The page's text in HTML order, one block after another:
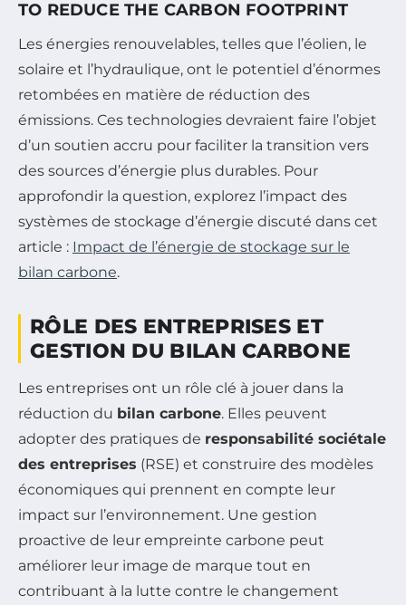
TO REDUCE THE CARBON FOOTPRINT
Les énergies renouvelables, telles que l’éolien, le
solaire et l’hydraulique, ont le potentiel d’énormes
retombées en matière de réduction des
émissions. Ces technologies devraient faire l’objet
d’un soutien accru pour faciliter la transition vers
des sources d’énergie plus durables. Pour
approfondir la question, explorez l’impact des
systèmes de stockage d’énergie discuté dans cet
article : Impact de l’énergie de stockage sur le
bilan carbone.
RÔLE DES ENTREPRISES ET
GESTION DU BILAN CARBONE
Les entreprises ont un rôle clé à jouer dans la
réduction du bilan carbone. Elles peuvent
adopter des pratiques de responsabilité sociétale
des entreprises (RSE) et construire des modèles
économiques qui prennent en compte leur
impact sur l’environnement. Une gestion
proactive de leur empreinte carbone peut
améliorer leur image de marque tout en
contribuant à la lutte contre le changement